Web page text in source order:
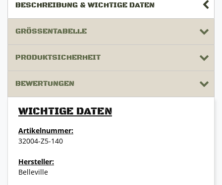
BESCHREIBUNG & WICHTIGE DATEN
GRÖSSENTABELLE
PRODUKTSICHERHEIT
BEWERTUNGEN
WICHTIGE DATEN
Artikelnummer:
32004-Z5-140
Hersteller:
Belleville